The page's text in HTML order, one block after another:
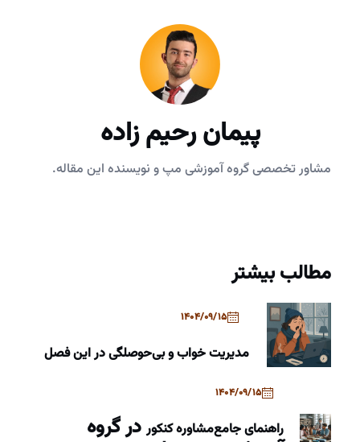
پیمان رحیم زاده
مشاور تخصصی گروه آموزشی مپ و نویسنده این مقاله.
مطالب بیشتر
1404/09/15
مدیریت خواب و بی‌حوصلگی در این فصل
1404/09/15
راهنمای جامعمشاوره کنکوردر گروه